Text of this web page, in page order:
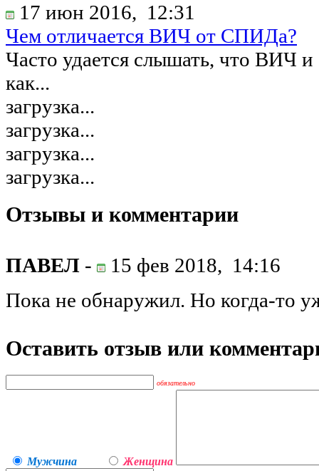
17 июн 2016, 12:31
Чем отличается ВИЧ от СПИДа?
Часто удается слышать, что ВИЧ
как...
загрузка...
загрузка...
загрузка...
загрузка...
Отзывы и комментарии
ПАВЕЛ - 15 фев 2018, 14:16
Пока не обнаружил. Но когда-то
Оставить отзыв или
обязательно
Мужчина Женщина